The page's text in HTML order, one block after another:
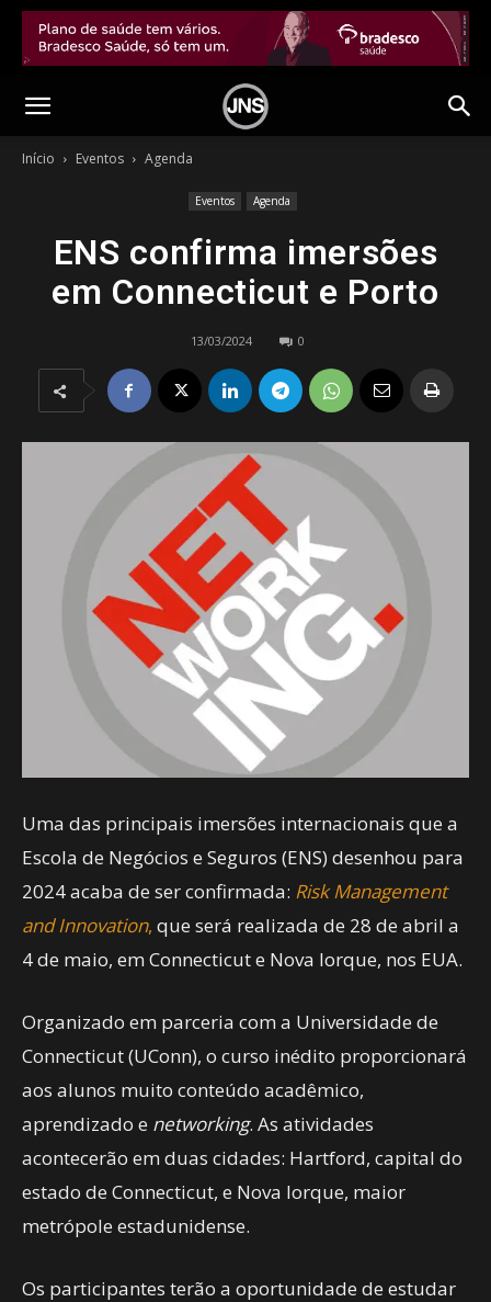
Início Eventos Agenda
Eventos Agenda
ENS confirma imersões
em Connecticut e Porto
13/03/2024 0
Uma das principais imersões internacionais que a
Escola de Negócios e Seguros (ENS) desenhou para
2024 acaba de ser confirmada: Risk Management
and Innovation, que será realizada de 28 de abril a
4 de maio, em Connecticut e Nova Iorque, nos EUA.
Organizado em parceria com a Universidade de
Connecticut (UConn), o curso inédito proporcionará
aos alunos muito conteúdo acadêmico,
aprendizado e networking. As atividades
acontecerão em duas cidades: Hartford, capital do
estado de Connecticut, e Nova Iorque, maior
metrópole estadunidense.
Os participantes terão a oportunidade de estudar